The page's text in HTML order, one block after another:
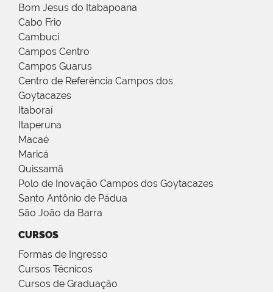
Bom Jesus do Itabapoana
Cabo Frio
Cambuci
Campos Centro
Campos Guarus
Centro de Referência Campos dos
Goytacazes
Itaboraí
Itaperuna
Macaé
Maricá
Quissamã
Polo de Inovação Campos dos Goytacazes
Santo Antônio de Pádua
São João da Barra
CURSOS
Formas de Ingresso
Cursos Técnicos
Cursos de Graduação